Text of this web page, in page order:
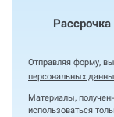
Рассрочка
Отправляя форму,
персональных
Материалы,
использоваться